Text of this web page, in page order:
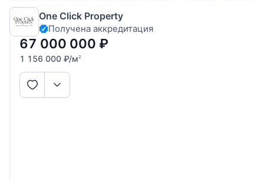
58 кв.м. в ЖК "Садовые кварталы". Функциональная
планировка: кухня-гостиная, спальня, два санузла,
лоджия. Квартира продается без отделки. Планировка
квартиры позволяет воплотить в жизнь
One Click Property
Получена аккредитация
67 000 000 ₽
1 156 000 ₽/м2